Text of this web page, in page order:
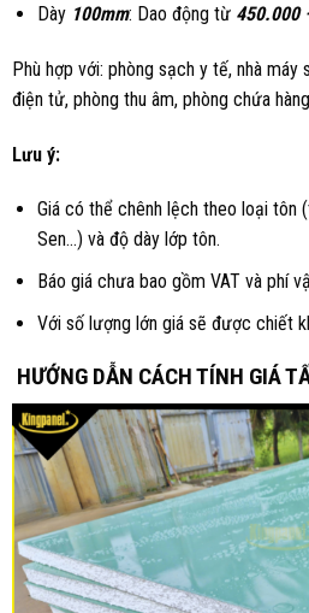
Dày 100mm: Dao động từ 450.000
Phù hợp với: phòng sạch y tế, nhà
điện tử, phòng thu âm, phòng chứa
Lưu ý:
Giá có thể chênh lệch theo loại tôn
Sen…) và độ dày lớp tôn.
Báo giá chưa bao gồm VAT và phí
Với số lượng lớn giá sẽ được chiết
HƯỚNG DẪN CÁCH TÍNH GIÁ